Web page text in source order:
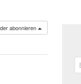
abonnieren